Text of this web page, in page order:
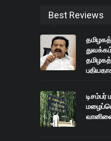
Best Reviews
டிசம்பர்